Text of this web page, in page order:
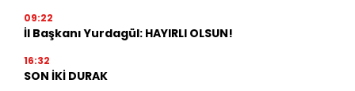
09:22
İl Başkanı Yurdagül: HAYIRLI OLSUN!
16:32
SON İKİ DURAK